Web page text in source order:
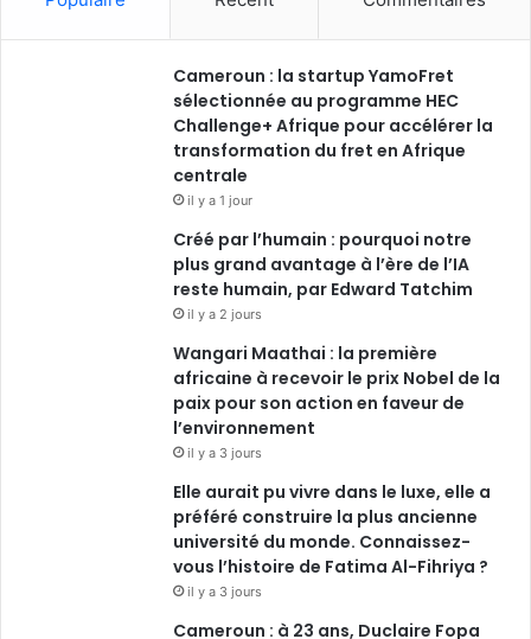
Cameroun : la startup YamoFret
sélectionnée au programme HEC
Challenge+ Afrique pour accélérer la
transformation du fret en Afrique
centrale
il y a 1 jour
Créé par l’humain : pourquoi notre
plus grand avantage à l’ère de l’IA
reste humain, par Edward Tatchim
il y a 2 jours
Wangari Maathai : la première
africaine à recevoir le prix Nobel de la
paix pour son action en faveur de
l’environnement
il y a 3 jours
Elle aurait pu vivre dans le luxe, elle a
préféré construire la plus ancienne
université du monde. Connaissez-
vous l’histoire de Fatima Al-Fihriya ?
il y a 3 jours
Cameroun : à 23 ans, Duclaire Fopa